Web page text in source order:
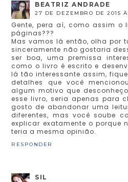
BEATRIZ ANDRADE
27 DE DEZEMBRO DE 2015
Gente, pera aí, como assim o
páginas???
Mas vamos lá então, olha por
sinceramente não gostaria
ser boa, uma premissa
como o livro é escrito e
lá tão interessante assim,
detalhes que você
algum motivo que
esse livro, seria apenas para
gosto de abandonar uma
diferentes, mas você soube
explicar exatamente o porque
teria a mesma opinião.
RESPONDER
SIL